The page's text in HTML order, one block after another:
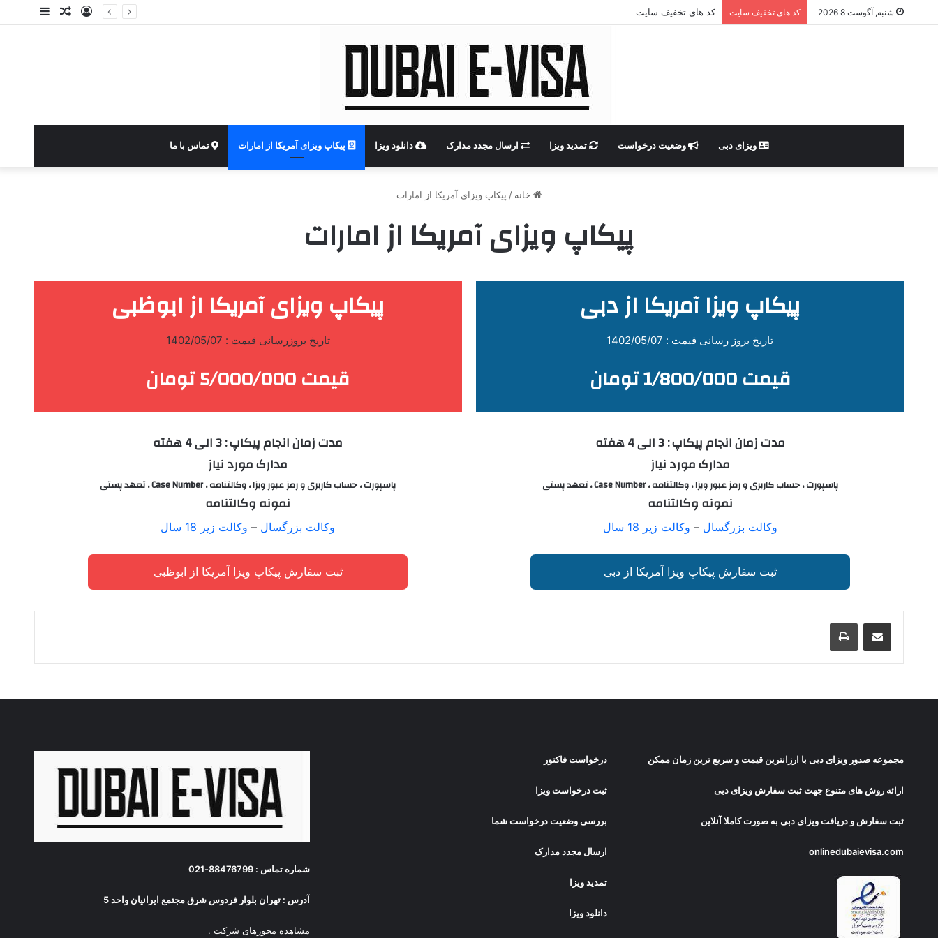
شنبه, آگوست 8 2026 کد های تخفیف سایت کد های تخفیف سایت سایدبارنوشتهورود
ویزای دبی وضعیت درخواست تمدید ویزا ارسال مجدد مدارک دانلود ویزا پیکاپ ویزای آمریکا از امارات تماس با ما
خانه / پیکاپ ویزای آمریکا از امارات
پیکاپ ویزای آمریکا از امارات
پیکاپ ویزا آمریکا از دبی
تاریخ بروز رسانی قیمت : 1402/05/07
قیمت 1/800/000 تومان
مدت زمان انجام پیکاپ :3 الی 4 هفته
مدارک مورد نیاز
پاسپورت ، حساب کاربری و رمز عبور ویزا ، وکالتنامه ، Case Number ، تعهد پستی
نمونه وکالتنامه
وکالت بزرگسال – وکالت زیر 18 سال
ثبت سفارش پیکاپ ویزا آمریکا از دبی
پیکاپ ویزای آمریکا از ابوظبی
تاریخ بروزرسانی قیمت : 1402/05/07
قیمت 5/000/000 تومان
مدت زمان انجام پیکاپ :3 الی 4 هفته
مدارک مورد نیاز
پاسپورت ، حساب کاربری و رمز عبور ویزا ، وکالتنامه ، Case Number ، تعهد پستی
نمونه وکالتنامه
وکالت بزرگسال – وکالت زیر 18 سال
ثبت سفارش پیکاپ ویزا آمریکا از ابوظبی
اشتراک گذاری از طریق ایمیل چاپ
مجموعه صدور ویزای دبیبا ارزانترین قیمت و سریع ترین زمان ممکن
ارائه روش های متنوع جهت ثبت سفارش ویزای دبی
ثبت سفارش و دریافتویزای دبیبه صورت کاملا آنلاین
onlinedubaievisa.com
درخواست فاکتور
ثبت درخواست ویزا
بررسی وضعیت درخواست شما
ارسال مجدد مدارک
تمدید ویزا
دانلود ویزا
شماره تماس : 88476799-021
آدرس : تهران بلوار فردوس شرق مجتمع ایرانیان واحد 5
مشاهده مجوزهای شرکت.